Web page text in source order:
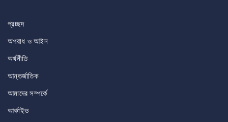
প্রচ্ছদ
অপরাধ ও আইন
অর্থনীতি
আন্তর্জাতিক
আমাদের সম্পর্কে
আর্কাইভ